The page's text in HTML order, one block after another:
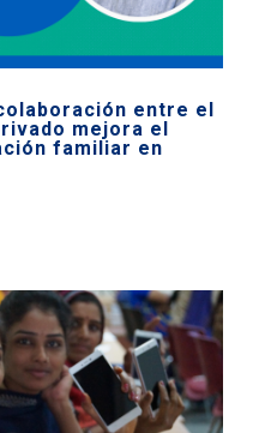
entre el
mejora el
familiar en